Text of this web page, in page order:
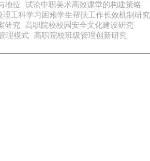
地位
试论中职美术高效课堂的构建策略
理工科学习困难学生帮扶工作长效机制研究
研究
高职院校校园安全文化建设研究
理模式
高职院校班级管理创新研究